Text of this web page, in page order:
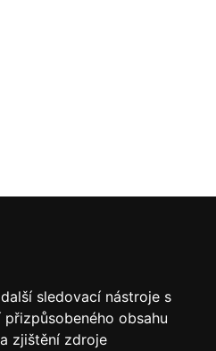
sledovací nástroje s
obsahu
zjištění zdroje